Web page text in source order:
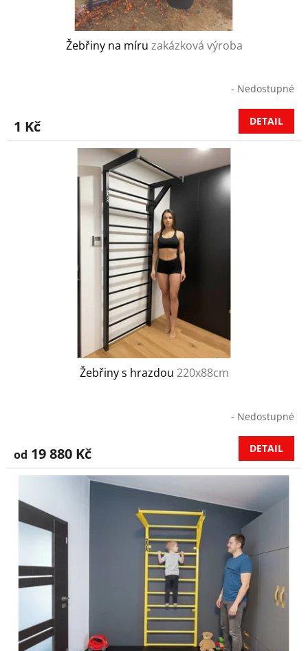
Žebřiny na míru zakázková výroba
- Nedostupné
1 Kč DETAIL
Žebřiny s hrazdou 220x88cm
- Nedostupné
od 19 880 Kč DETAIL